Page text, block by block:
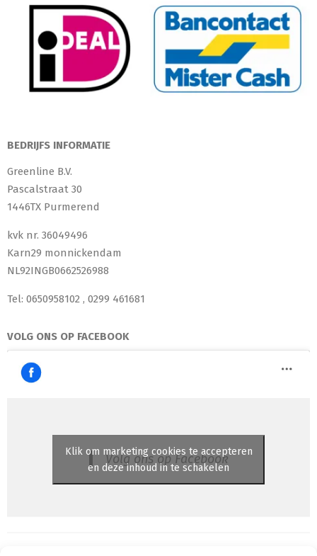
BEDRIJFS INFORMATIE
Greenline B.V.
Pascalstraat 30
1446TX Purmerend
kvk nr. 36049496
Karn29 monnickendam
NL92INGB0662526988
Tel: 0650958102 , 0299 461681
VOLG ONS OP FACEBOOK
Volg ons op Facebook
Klik om marketing cookies te accepteren
en deze inhoud in te schakelen